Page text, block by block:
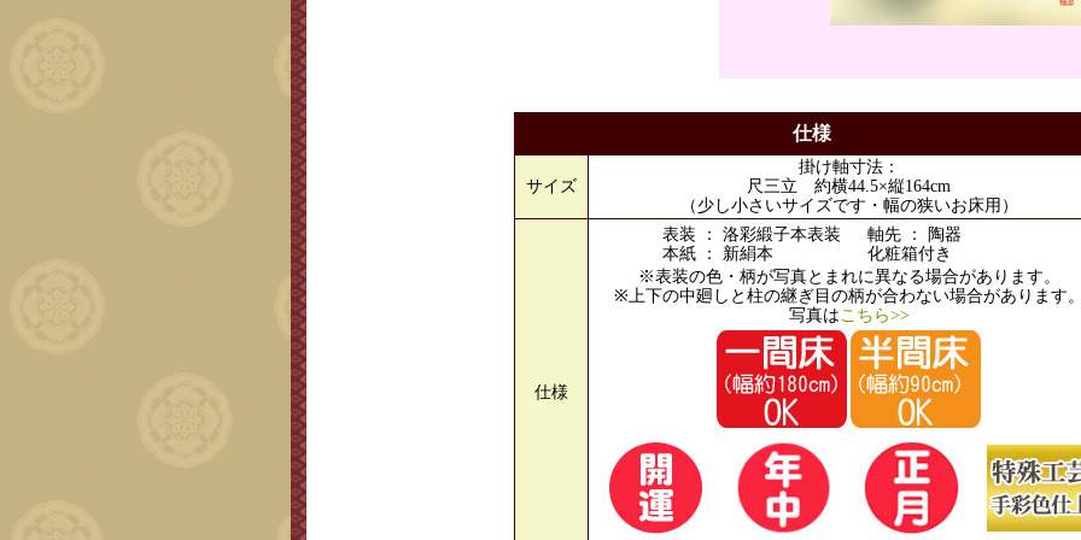
仕様
サイズ
掛け軸寸法：
尺三立 約横44.5×縦164cm
（少し小さいサイズです・幅の狭いお床用）
仕様
表装 ： 洛彩緞子本表装
本紙 ： 新絹本
軸先 ： 陶器
化粧箱付き
※表装の色・柄が写真とまれに異なる場合があります。
※上下の中廻しと柱の継ぎ目の柄が合わない場合があります
写真はこちら>>